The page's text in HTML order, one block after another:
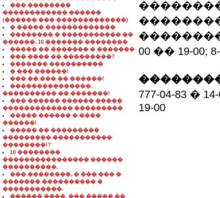
��� ��������
������������ ������
(������ ��� �������������)
� ����� �������������
�������� � ����������� ��
������. 10 ������� ��������
����� �� ������� � �������
��� ���� �� ���������?
������� ����������
� ��� ������!
��� �� ��� �� ������!
���������������.
���������� �� �������!
��� ������ ������ �����
������������� ���������
����� ������ � ����
������!
����� �� ���������
��������� �����������
��������!?
10 ��������
���������������� ������
����������.
��� ��������, � ��� ��� �
������� ���������� �
�����������.
������ ����. ��� ����� ��
00 �� 19-00;
777-04-83 �
19-00